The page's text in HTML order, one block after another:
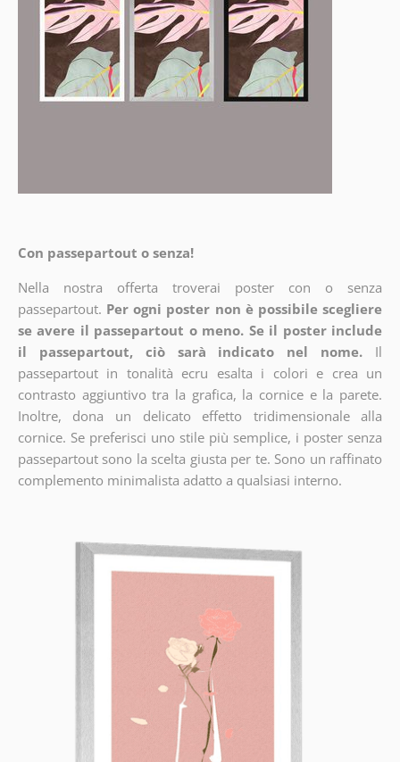
Con passepartout o senza!
Nella nostra offerta troverai poster con o senza
passepartout. Per ogni poster non è possibile scegliere
se avere il passepartout o meno. Se il poster include
il passepartout, ciò sarà indicato nel nome.
Il
passepartout in tonalità ecru esalta i colori e crea un
contrasto aggiuntivo tra la grafica, la cornice e la parete.
Inoltre, dona un delicato effetto tridimensionale alla
cornice. Se preferisci uno stile più semplice, i poster senza
passepartout sono la scelta giusta per te. Sono un raffinato
complemento minimalista adatto a qualsiasi interno.